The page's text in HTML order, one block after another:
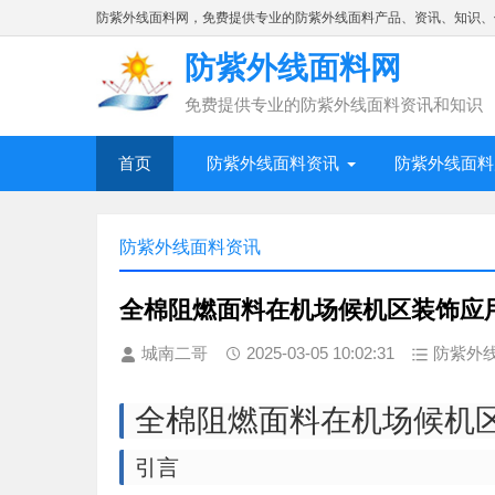
防紫外线面料网，免费提供专业的防紫外线面料产品、资讯、知识
防紫外线面料网
免费提供专业的防紫外线面料资讯和知识
首页 防紫外线面料资讯 防紫外线面
防紫外线面料资讯
全棉阻燃面料在机场候机区装饰应
城南二哥 2025-03-05 10:02:31 防紫外
全棉阻燃面料在机场候机
引言